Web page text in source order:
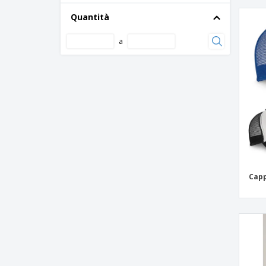
Beechfield | Berretto in cotone a 6
Beechfield | Berretto in cotone a basso
Quantità
a